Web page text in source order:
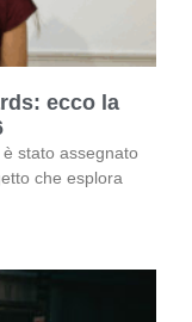
ecco la
stato assegnato
che esplora